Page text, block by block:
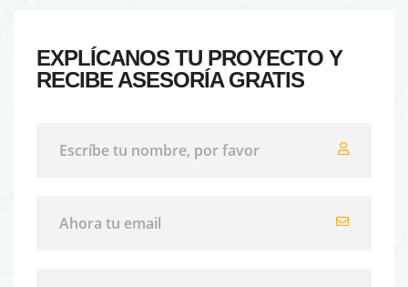
EXPLÍCANOS TU PROYECTO Y
RECIBE ASESORÍA GRATIS